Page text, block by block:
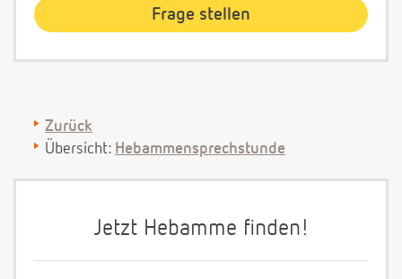
Zurück
Übersicht: Hebammensprechstunde
Jetzt Hebamme finden!